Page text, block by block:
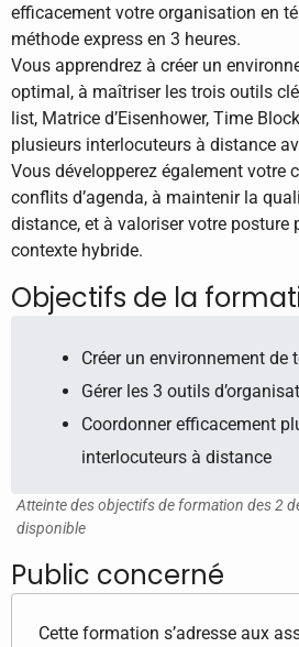
efficacement votre organisation en
méthode express en 3 heures.
Vous apprendrez à créer un
optimal, à maîtriser les trois outils
list, Matrice d’Eisenhower, Time
plusieurs interlocuteurs à distance
Vous développerez également votre
conflits d’agenda, à maintenir la
distance, et à valoriser votre posture
contexte hybride.
Objectifs de la
Créer un environnement de
Gérer les 3 outils
Coordonner efficacement
interlocuteurs à distance
Atteinte des objectifs de formation des 2
disponible
Public concerné
Cette formation s’adresse aux